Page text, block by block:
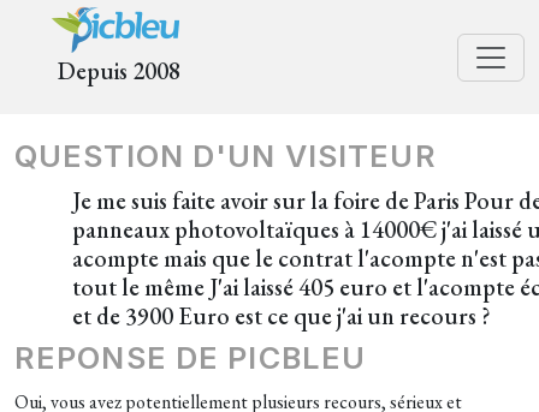
Depuis 2008
QUESTION D'UN VISITEUR
Je me suis faite avoir sur la foire de Paris Pour
panneaux photovoltaïques à 14000€ j'ai laissé
acompte mais que le contrat l'acompte n'est
tout le même J'ai laissé 405 euro et l'acompte
et de 3900 Euro est ce que j'ai un recours ?
REPONSE DE PICBLEU
Oui, vous avez potentiellement plusieurs recours, sérieux et